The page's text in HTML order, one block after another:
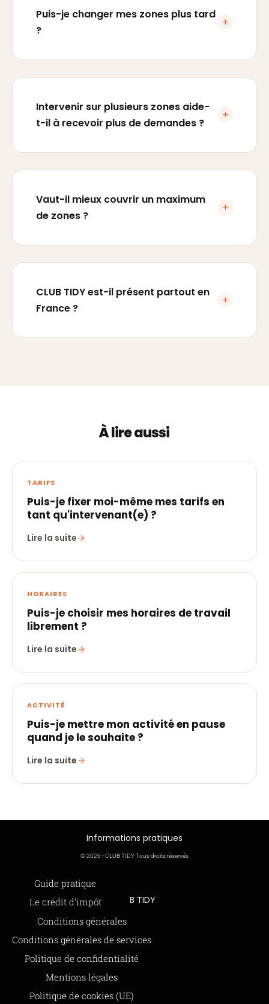
Puis-je changer mes zones plus tard
?
Intervenir sur plusieurs zones aide-
t-il à recevoir plus de demandes ?
Vaut-il mieux couvrir un maximum
de zones ?
CLUB TIDY est-il présent partout en
France ?
À lire aussi
TARIFS
Puis-je fixer moi-même mes tarifs en
tant qu'intervenant(e) ?
Lire la suite
HORAIRES
Puis-je choisir mes horaires de travail
librement ?
Lire la suite
ACTIVITÉ
Puis-je mettre mon activité en pause
quand je le souhaite ?
Lire la suite
Informations pratiques
Guide pratique
Le crédit d’impôt
Offre de parrainage 50-50
FAQ
BLOG
© 2026 - CLUB TIDY Tous droits réservés
Informations légales
Conditions générales
Conditions générales de services
Politique de confidentialité
Mentions légales
Politique de cookies (UE)
CLUB TIDY
SAS CLUB TIDY
165 Avenue de Bretagne
979 480 886 RCS LILLE Métropole
SAP / 979480886 Acte 2023-140
Moyens de paiements
Paiements sécurisés via STRIPE